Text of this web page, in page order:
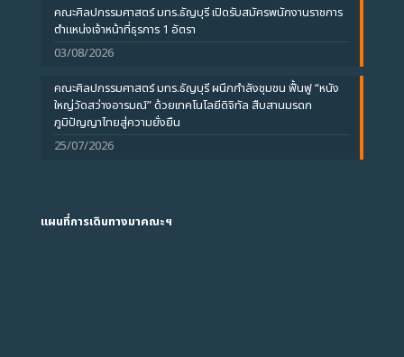
คณะศิลปกรรมศาสตร์ มทร.ธัญบุรี เปิดรับสมัครพนักงานราชการ
ตำแหน่งเจ้าหน้าที่ธุรการ 1 อัตรา
03/08/2026
คณะศิลปกรรมศาสตร์ มทร.ธัญบุรี ผนึกกำลังชุมชน ฟื้นฟู “หนัง
ใหญ่วัดสว่างอารมณ์” ด้วยเทคโนโลยีดิจิทัล สืบสานมรดก
ภูมิปัญญาไทยสู่ความยั่งยืน
25/07/2026
แผนที่การเดินทางมาคณะฯ